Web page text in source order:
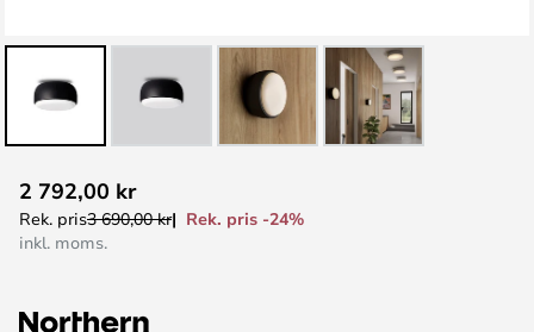
till
början
2 792,00 kr
Rek. pris3 690,00 kr
Rek. pris -24%
inkl. moms.